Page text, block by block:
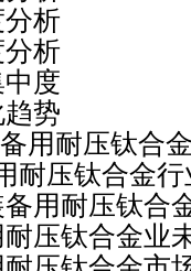
析
析
度
势
耐压钛合
钛合金行
压钛合金
合金业未